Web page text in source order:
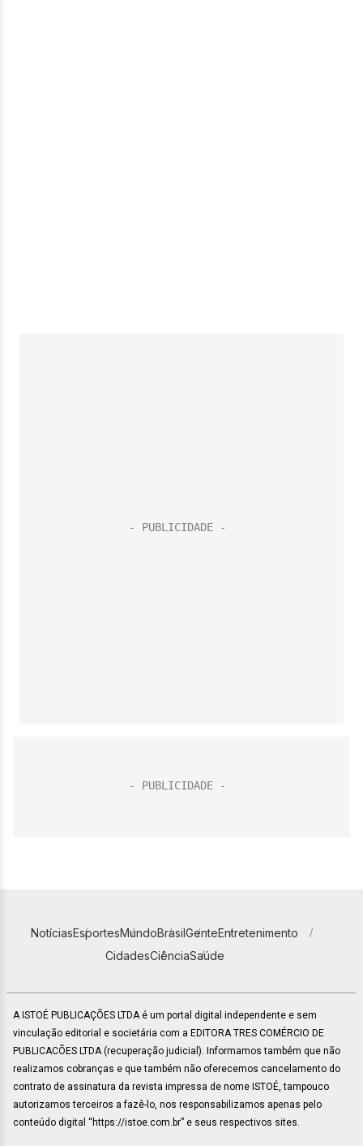
NotíciasEsportesMundoBrasilGenteEntretenimento
CidadesCiênciaSaúde
A ISTOÉ PUBLICAÇÕES LTDA é um portal digital independente e sem
vinculação editorial e societária com a EDITORA TRES COMÉRCIO DE
PUBLICACÕES LTDA (recuperação judicial). Informamos também que não
realizamos cobranças e que também não oferecemos cancelamento do
contrato de assinatura da revista impressa de nome ISTOÉ, tampouco
autorizamos terceiros a fazê-lo, nos responsabilizamos apenas pelo
conteúdo digital “https://istoe.com.br” e seus respectivos sites.